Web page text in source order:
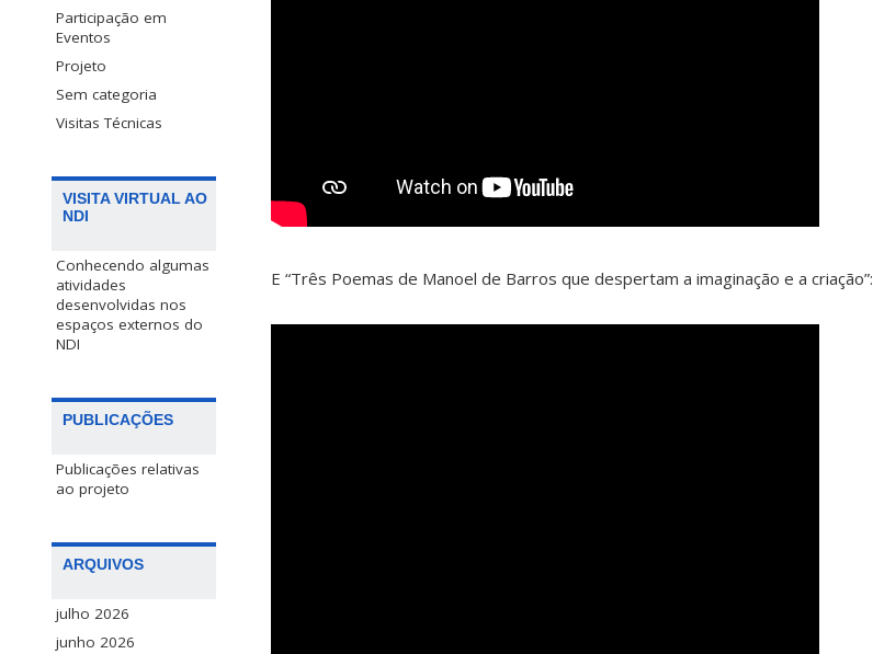
Participação em
Eventos
Projeto
Sem categoria
Visitas Técnicas
VISITA VIRTUAL AO
NDI
Conhecendo algumas
atividades
desenvolvidas nos
espaços externos do
NDI
PUBLICAÇÕES
Publicações relativas
ao projeto
ARQUIVOS
julho 2026
junho 2026
E “Três Poemas de Manoel de Barros que despertam a imaginação e a criação”: